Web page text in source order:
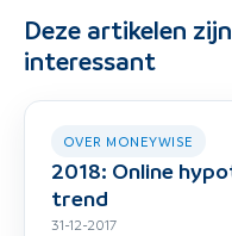
Deze artikelen
interessant
OVER MONEYWISE
2018: Online
trend
31-12-2017